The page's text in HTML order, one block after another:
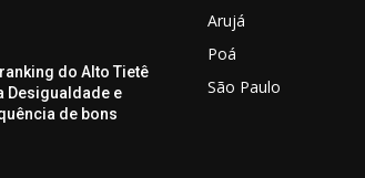
do Alto Tietê
Desigualdade e
de bons
Arujá
Poá
São Paulo